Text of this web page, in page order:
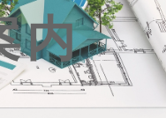
内